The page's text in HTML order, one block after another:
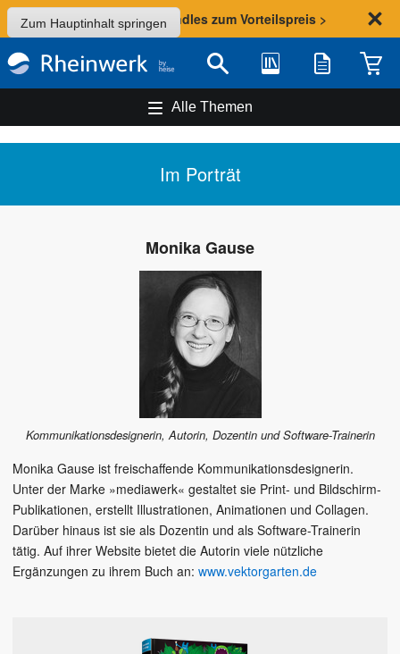
Zum Hauptinhalt springen
Sommer-Aktion: Bundles zum Vorteilspreis >
Suche Bibliothek Merkliste
Alle Themen
Im Porträt
Monika Gause
Kommunikationsdesignerin, Autorin, Dozentin und Software-Trainerin
Monika Gause ist freischaffende Kommunikationsdesignerin.
Unter der Marke »mediawerk« gestaltet sie Print- und Bildschirm-
Publikationen, erstellt Illustrationen, Animationen und Collagen.
Darüber hinaus ist sie als Dozentin und als Software-Trainerin
tätig. Auf ihrer Website bietet die Autorin viele nützliche
Ergänzungen zu ihrem Buch an: www.vektorgarten.de